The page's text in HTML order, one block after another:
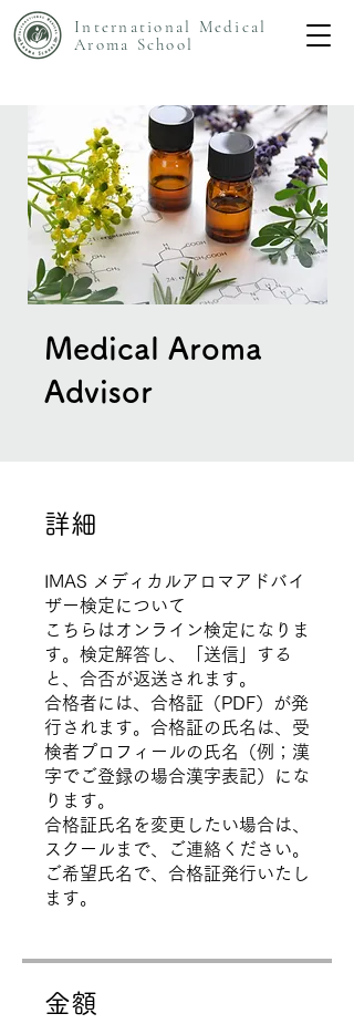
International Medical
Aroma School
Medical Aroma
Advisor
詳細
IMAS メディカルアロマアドバイ
ザー検定について
こちらはオンライン検定になりま
す。検定解答し、「送信」する
と、合否が返送されます。
合格者には、合格証（PDF）が発
行されます。合格証の氏名は、受
検者プロフィールの氏名（例；漢
字でご登録の場合漢字表記）にな
ります。
合格証氏名を変更したい場合は、
スクールまで、ご連絡ください。
ご希望氏名で、合格証発行いたし
ます。
金額